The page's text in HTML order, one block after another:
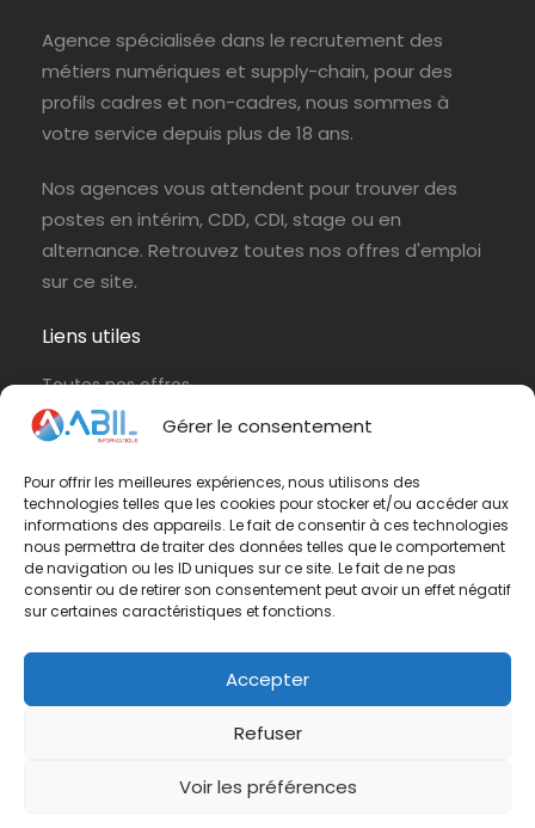
Gérer le consentement
Pour offrir les meilleures expériences, nous utilisons des
technologies telles que les cookies pour stocker et/ou accéder aux
informations des appareils. Le fait de consentir à ces technologies
nous permettra de traiter des données telles que le comportement
de navigation ou les ID uniques sur ce site. Le fait de ne pas
consentir ou de retirer son consentement peut avoir un effet négatif
sur certaines caractéristiques et fonctions.
Accepter
Refuser
Voir les préférences
Agence spécialisée dans le recrutement des
métiers numériques et supply-chain, pour des
profils cadres et non-cadres, nous sommes à
votre service depuis plus de 18 ans.
Nos agences vous attendent pour trouver des
postes en intérim, CDD, CDI, stage ou en
alternance. Retrouvez toutes nos offres d'emploi
sur ce site.
Liens utiles
Toutes nos offres
Protection de vos données personnelles
Contactez-nous
Vous avez une question ? N'hésitez pas à nous
contacterpar e-mailou par téléphone.
Téléphone :01 42 65 79 75
© Groupe ABIL. Tous droits réservés